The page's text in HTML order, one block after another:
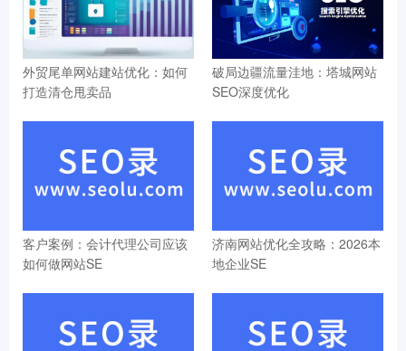
外贸尾单网站建站优化：如何
打造清仓甩卖品
破局边疆流量洼地：塔城网站
SEO深度优化
客户案例：会计代理公司应该
如何做网站SE
济南网站优化全攻略：2026本
地企业SE